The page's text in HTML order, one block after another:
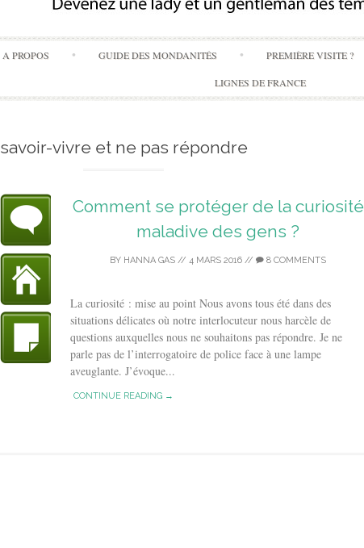
Skip
to
content
A PROPOS GUIDE DES MONDANITÉS PREMIÈRE VISITE ?
LIGNES DE FRANCE
savoir-vivre et ne pas répondre
Comment se protéger de la curiosité
maladive des gens ?
BY HANNA GAS // 4 MARS 2016 // 8 COMMENTS
La curiosité : mise au point Nous avons tous été dans des
situations délicates où notre interlocuteur nous harcèle de
questions auxquelles nous ne souhaitons pas répondre. Je ne
parle pas de l’interrogatoire de police face à une lampe
aveuglante. J’évoque...
CONTINUE READING →